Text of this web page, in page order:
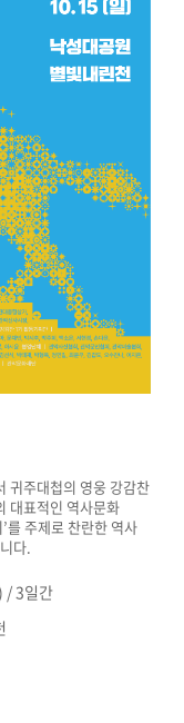
귀주대첩의 영웅 강감찬
대표적인 역사문화
를 주제로 찬란한 역사
다.
/ 3일간